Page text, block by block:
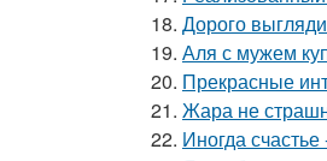
18. Дорого
19. Аля с мужем
20. Прекрасные
21. Жара не
22. Иногда